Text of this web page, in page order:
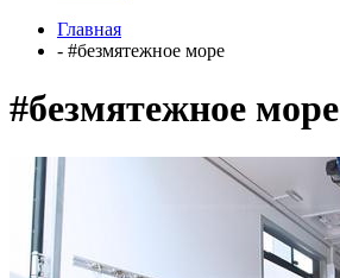
Главная
- #безмятежное море
#безмятежное море